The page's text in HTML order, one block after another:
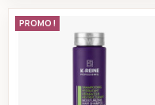
K-reine
PROMO !